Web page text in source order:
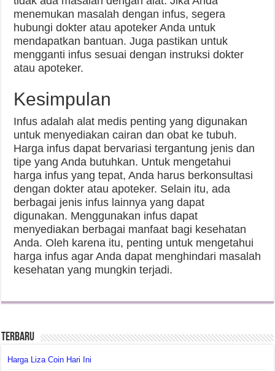
menemukan masalah dengan infus, segera
hubungi dokter atau apoteker Anda untuk
mendapatkan bantuan. Juga pastikan untuk
mengganti infus sesuai dengan instruksi dokter
atau apoteker.
Kesimpulan
Infus adalah alat medis penting yang digunakan
untuk menyediakan cairan dan obat ke tubuh.
Harga infus dapat bervariasi tergantung jenis dan
tipe yang Anda butuhkan. Untuk mengetahui
harga infus yang tepat, Anda harus berkonsultasi
dengan dokter atau apoteker. Selain itu, ada
berbagai jenis infus lainnya yang dapat
digunakan. Menggunakan infus dapat
menyediakan berbagai manfaat bagi kesehatan
Anda. Oleh karena itu, penting untuk mengetahui
harga infus agar Anda dapat menghindari masalah
kesehatan yang mungkin terjadi.
Terbaru
Harga Liza Coin Hari Ini